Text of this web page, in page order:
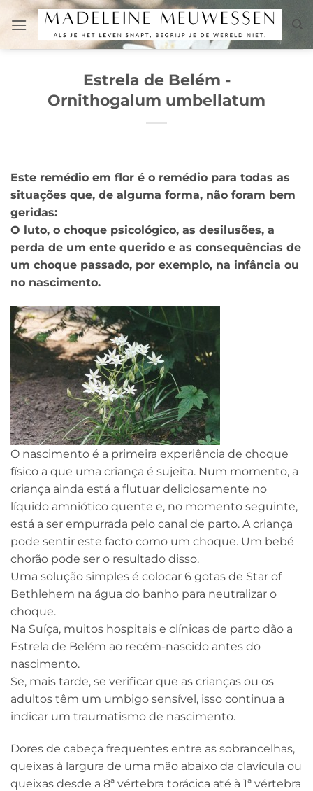
content
Estrela de Belém -
Ornithogalum umbellatum
Este remédio em flor é o remédio para todas as
situações que, de alguma forma, não foram bem
geridas:
O luto, o choque psicológico, as desilusões, a
perda de um ente querido e as consequências de
um choque passado, por exemplo, na infância ou
no nascimento.
O nascimento é a primeira experiência de choque
físico a que uma criança é sujeita. Num momento, a
criança ainda está a flutuar deliciosamente no
líquido amniótico quente e, no momento seguinte,
está a ser empurrada pelo canal de parto. A criança
pode sentir este facto como um choque. Um bebé
chorão pode ser o resultado disso.
Uma solução simples é colocar 6 gotas de Star of
Bethlehem na água do banho para neutralizar o
choque.
Na Suíça, muitos hospitais e clínicas de parto dão a
Estrela de Belém ao recém-nascido antes do
nascimento.
Se, mais tarde, se verificar que as crianças ou os
adultos têm um umbigo sensível, isso continua a
indicar um traumatismo de nascimento.
Dores de cabeça frequentes entre as sobrancelhas,
queixas à largura de uma mão abaixo da clavícula ou
queixas desde a 8ª vértebra torácica até à 1ª vértebra